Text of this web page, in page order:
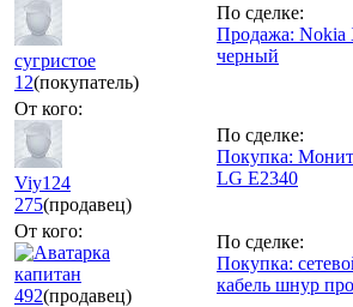
сугристое
12(покупатель)
По сделке:
Продажа: Nokia
черный
От кого:
Viy124
275(продавец)
По сделке:
Покупка:
LG E2340
От кого:
капитан
492(продавец)
По сделке:
Покупка:
кабель шнур